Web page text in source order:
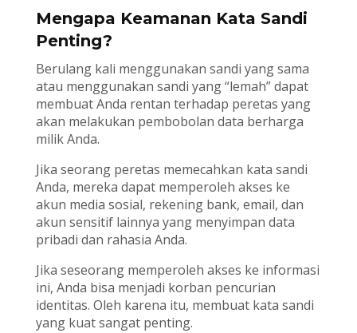
Mengapa Keamanan Kata Sandi
Penting?
Berulang kali menggunakan sandi yang sama
atau menggunakan sandi yang “lemah” dapat
membuat Anda rentan terhadap peretas yang
akan melakukan pembobolan data berharga
milik Anda.
Jika seorang peretas memecahkan kata sandi
Anda, mereka dapat memperoleh akses ke
akun media sosial, rekening bank, email, dan
akun sensitif lainnya yang menyimpan data
pribadi dan rahasia Anda.
Jika seseorang memperoleh akses ke informasi
ini, Anda bisa menjadi korban pencurian
identitas. Oleh karena itu, membuat kata sandi
yang kuat sangat penting.